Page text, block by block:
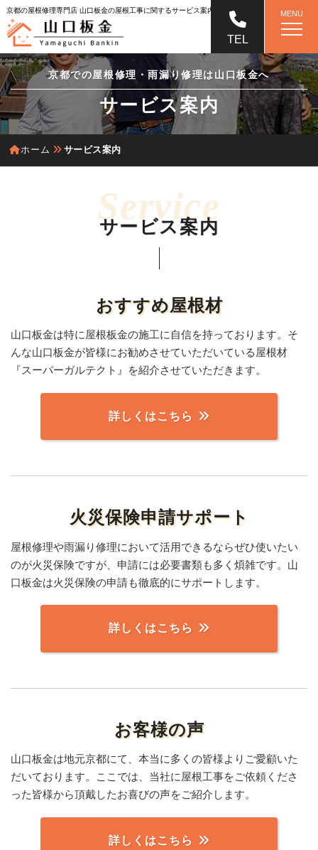
京都の屋根修理専門店 山口板金の屋根工事に関するサービス案内
TEL
MENU
京都での屋根修理・雨漏り修理は山口板金へ
サービス案内
ホーム サービス案内
サービス案内
おすすめ屋根材
山口板金は特に屋根板金の施工に自信を持っております。そ
んな山口板金が皆様にお勧めさせていただいている屋根材
『スーパーガルテクト』を紹介させていただきます。
詳しくはこちら
火災保険申請サポート
屋根修理や雨漏り修理において活用できるならぜひ使いたい
のが火災保険ですが、申請には必要書類も多く煩雑です。山
口板金は火災保険の申請も徹底的にサポートします。
詳しくはこちら
お客様の声
山口板金は地元京都にて、本当に多くの皆様よりご愛顧いた
だいております。ここでは、当社に屋根工事をご依頼くださ
った皆様から頂戴したお喜びの声をご紹介します。
詳しくはこちら